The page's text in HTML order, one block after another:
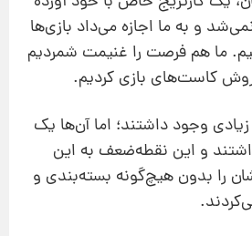
و به ما اجازه می‌داد بازی‌ها
ما هم فرصت را غنیمت شمردیم
کاست‌های بازی کردیم.
زیادی وجود داشتند؛ اما آن‌ها یک
و این نقطه‌ضعف به این
را بدون هیچ‌گونه بسته‌بندی و